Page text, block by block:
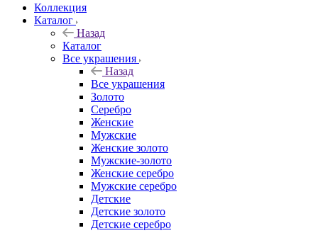
Коллекция
Каталог
Назад
Каталог
Все украшения
Назад
Все украшения
Золото
Серебро
Женские
Мужские
Женские золото
Мужские-золото
Женские серебро
Мужские серебро
Детские
Детские золото
Детские серебро